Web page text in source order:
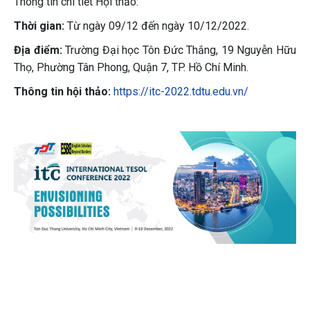
Thời gian: Từ ngày 09/12 đến ngày 10/12/2022.
Địa điểm:Trường Đại học Tôn Đức Thắng, 19 Nguyễn Hữu
Thọ, Phường Tân Phong, Quận 7, TP. Hồ Chí Minh.
Thông tin hội thảo: https://itc-2022.tdtu.edu.vn/